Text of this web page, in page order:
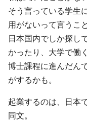
そう言っている学生
用がないって言うこ
日本国内でしか探し
かったり、大学で働
博士課程に進んだん
がするかも。
起業するのは、日本
同文。